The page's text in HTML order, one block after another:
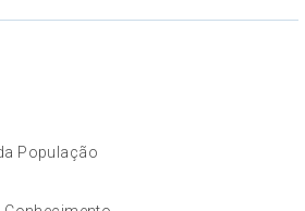
População